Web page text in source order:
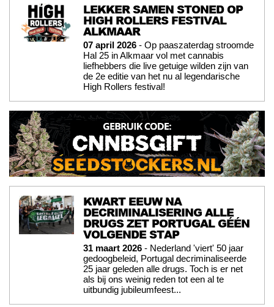
LEKKER SAMEN STONED OP
HIGH ROLLERS FESTIVAL
ALKMAAR
07 april 2026 - Op paaszaterdag stroomde
Hal 25 in Alkmaar vol met cannabis
liefhebbers die live getuige wilden zijn van
de 2e editie van het nu al legendarische
High Rollers festival!
KWART EEUW NA
DECRIMINALISERING ALLE
DRUGS ZET PORTUGAL GÉÉN
VOLGENDE STAP
31 maart 2026 - Nederland 'viert' 50 jaar
gedoogbeleid, Portugal decriminaliseerde
25 jaar geleden alle drugs. Toch is er net
als bij ons weinig reden tot een al te
uitbundig jubileumfeest...